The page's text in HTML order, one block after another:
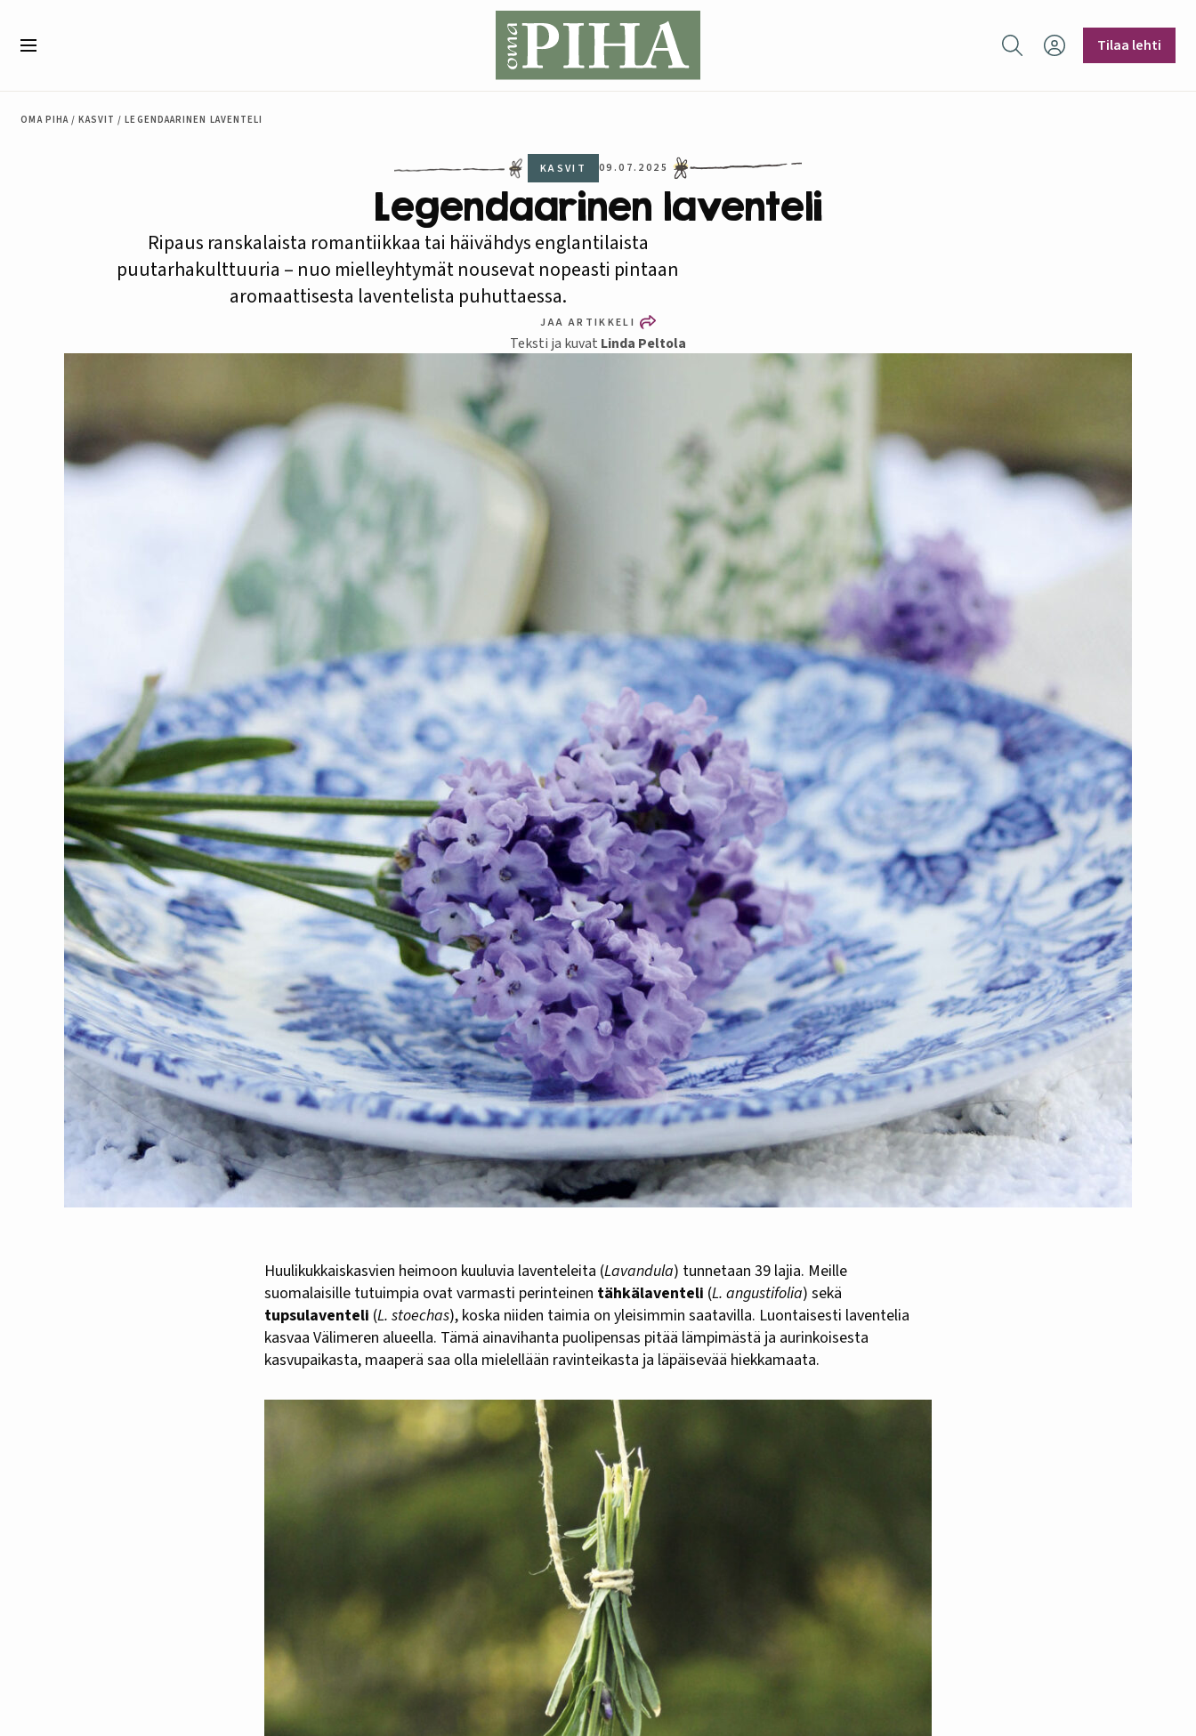
Hae sivustolta
Tilaa lehti
OMA PIHA / KASVIT / LEGENDAARINEN LAVENTELI
KASVIT 09.07.2025
Legendaarinen laventeli
Ripaus ranskalaista romantiikkaa tai häivähdys englantilaista
puutarhakulttuuria – nuo mielleyhtymät nousevat nopeasti pintaan
aromaattisesta laventelista puhuttaessa.
JAA ARTIKKELI
Teksti ja kuvat Linda Peltola
Huulikukkaiskasvien heimoon kuuluvia laventeleita (Lavandula) tunnetaan 39 lajia. Meille
suomalaisille tutuimpia ovat varmasti perinteinen tähkälaventeli (L. angustifolia) sekä
tupsulaventeli (L. stoechas), koska niiden taimia on yleisimmin saatavilla. Luontaisesti laventelia
kasvaa Välimeren alueella. Tämä ainavihanta puolipensas pitää lämpimästä ja aurinkoisesta
kasvupaikasta, maaperä saa olla mielellään ravinteikasta ja läpäisevää hiekkamaata.